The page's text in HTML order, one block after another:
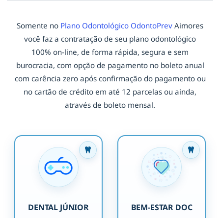
Somente no Plano Odontológico OdontoPrev Aimores
você faz a contratação de seu plano odontológico
100% on-line, de forma rápida, segura e sem
burocracia, com opção de pagamento no boleto anual
com carência zero após confirmação do pagamento ou
no cartão de crédito em até 12 parcelas ou ainda,
através de boleto mensal.
DENTAL JÚNIOR BEM-ESTAR DOC